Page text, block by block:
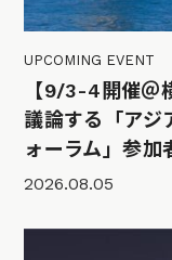
UPCOMING EVENT
【9/3-4開催＠
議論する「アジ
ォーラム」参加
2026.08.05